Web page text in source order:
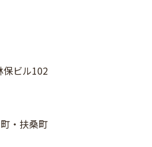
保ビル102
・扶桑町